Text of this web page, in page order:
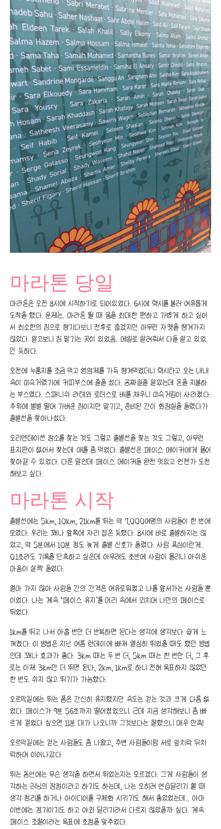
마라톤 당일
마라톤은 오전 8시에 시작하기로 되어있었다. 6시에 택시를 불러 여유롭게
도착을 했다. 문제는.. 마라톤 뛸 때 몸을 최대한 편하고 가볍게 하고 싶어
서 최소한의 짐으로 챙기다보니 전후로 춥겠지만 아무런 자켓을 챙겨가지
않았다. 알고보니 짐 맡기는 곳이 있었음.. 메일로 알려줘서 다들 알고 있었
던 듯하다.
오전에 누룽지를 조금 먹고 영양제를 가득 챙겨먹었더니 택시타고 오는 내내
속이 미슥거렸기에 커피부스에 줄을 섰다. 공짜일줄 알았는데 돈을 지불하
는 부스였다. 스패니쉬 라테와 로터스로 배를 채우니 미슥거림이 사라졌다.
추위에 벌벌 떨며 가벼운 짐이지만 맡기고, 준비된 간이 화장실을 들렸다가
출발선을 찾아나섰다.
오리엔테이션 장소를 찾는 것도 그렇고 출발선을 찾는 것도 그렇고, 아무런
표지판이 없어서 찾는데 애를 좀 먹었다. 출발선은 페이스 메이커에게 물어
찾아갈 수 있었다. 다른 말인데 페이스 메이커들 완전 멋있고 언젠가 도전
해보고 싶다.
마라톤 시작
출발선에는 5km, 10km, 21km를 뛰는 약 7,000여명의 사람들이 한 번에
모였다. 우리는 꽤나 앞쪽에 자리 잡은 듯했다. 8시에 바로 출발하지는 않
았고, 약 5분에서 10분 정도 늦게 출발 신호가 울렸다. 사람 욕심이란게..
0.1초라도 기록을 단축하고 싶은데 아무래도 초반에 사람이 몰리니 아쉬운
마음이 살짝 들었다.
얼마 가지 않아 사람들 간의 간격은 여유로워졌고 나를 앞서가는 사람들 뿐
이었다. 나는 계속 ‘페이스 유지’를 머리 속에서 외치며 나만의 페이스로
뛰었다.
1km를 뛰고 나서 아홉 번만 더 반복하면 된다는 생각에 생각보다 쉽게 느
껴졌다. 이 방법은 지난 여름 런데이에 빠져 열심히 뛰었을 때도 했던 방법
인데 꽤나 효과가 좋다. 3km 때는 두 번 더, 5km 때는 한 번만 더, 그 후
로는 이제 3km만 더 뛰면 된다, 2km, 1km로 하니 전혀 목표하지 않았던
한 번도 쉬지 않고 뛰기가 가능했다.
오르막길에는 뛰는 폼은 간신히 유지했지만 속도는 걷는 것과 크게 다름 없
었다. 페이스가 9분 56초까지 떨어졌었으니. 근데 지금 생각해보니 좀 빠
르게 걸었다 싶으면 11분 대가 나오니까 그것보다는 잘했으니 매우 만족!
오르막길에는 걷는 사람들도 좀 나왔고, 주변 사람들이랑 서로 엎치락 뒤치
락하며 이어나갔다.
뛰는 동안에는 무슨 생각을 하면서 뛰었는지는 모르겠다. 그게 사람들이 생
각하는 러닝의 장점이라고 하기도 하는데, 나는 오히려 연습달리기 할 때
생각 정리를 하거나 아이디어를 구체화 시키기도 해서 좋았었는데… 아마
이번에는 경기이기도 하고 야외 달리기라서 다르지 않았을까 싶다. 계속
페이스 조절이라는 목표에 초점을 맞추었다.